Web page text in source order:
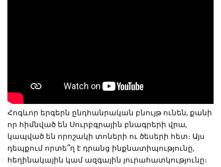
Հոգևոր երգերն ընդհանրական բնույթ ունեն, քանի
որ հիմնված են Սուրբգրային բնագրերի վրա,
կապված են որոշակի տոների ու ծեսերի հետ։ Այս
դեպքում որտե՞ղ է դրանց ինքնատիպությունը,
հեղինակային կամ ազգային յուրահատկությունը։